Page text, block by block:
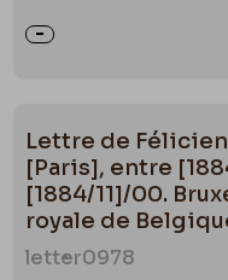
Lettre de Félicien
[Paris], entre
[1884/11]/00.
royale de
letter0978